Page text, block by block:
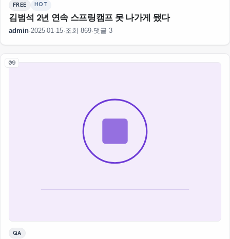
FREE HOT
김범석 2년 연속 스프링캠프 못 나가게 됐다
admin·2025-01-15·조회 869·댓글 3
09
QA